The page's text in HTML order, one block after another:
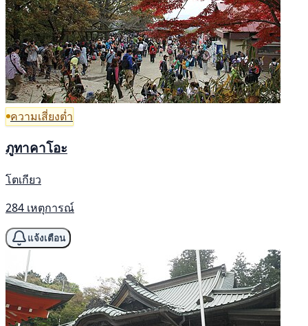
ความเสี่ยงต่ำ
ภูทาคาโอะ
โตเกียว
284 เหตุการณ์
แจ้งเตือน